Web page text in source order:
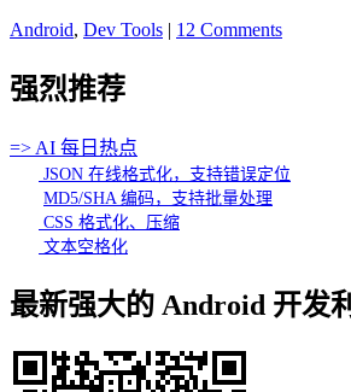
Android, Dev Tools | 12 Comments
强烈推荐
=> AI 每日热点
JSON 在线格式化，支持错误定位
MD5/SHA 编码，支持批量处理
CSS 格式化、压缩
文本空格化
最新强大的 Android 开发